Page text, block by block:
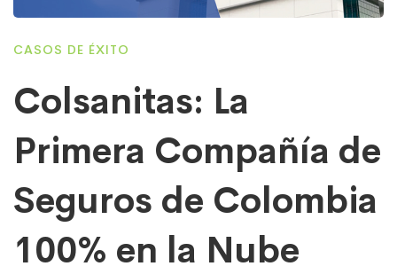
CASOS DE ÉXITO
Colsanitas: La
Primera Compañía de
Seguros de Colombia
100% en la Nube